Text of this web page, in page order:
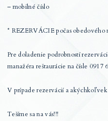
– mobilné číslo
* REZERVÁCIE počas
Pre doladenie podrobností
manažéra reštaurácie na čísle 0917
V prípade rezervácií a
Tešíme sa na vás!!!